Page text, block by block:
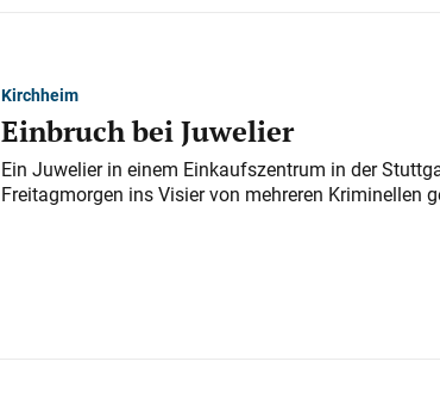
Kirchheim
Einbruch bei Juwelier
Ein Juwelier in einem Einkaufszentrum in der
Freitagmorgen ins Visier von mehreren Kriminellen